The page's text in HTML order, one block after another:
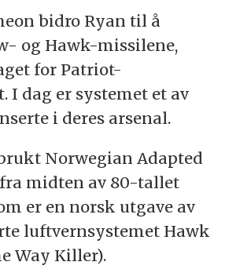
bidro Ryan til å
og Hawk-missilene,
for Patriot-
I dag er systemet et av
i deres arsenal.
Norwegian Adapted
midten av 80-tallet
er en norsk utgave av
luftvernsystemet Hawk
Way Killer).